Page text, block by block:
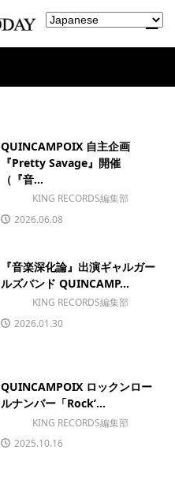
QUINCAMPOIX 自主企画
『Pretty Savage』開催
（『音...
KING RECORDS編集部
2026.06.08
『音楽深化論』出演ギャルガー
ルズバンド QUINCAMP...
KING RECORDS編集部
2026.01.30
QUINCAMPOIX ロックンロー
ルナンバー「Rock’...
KING RECORDS編集部
2025.10.16